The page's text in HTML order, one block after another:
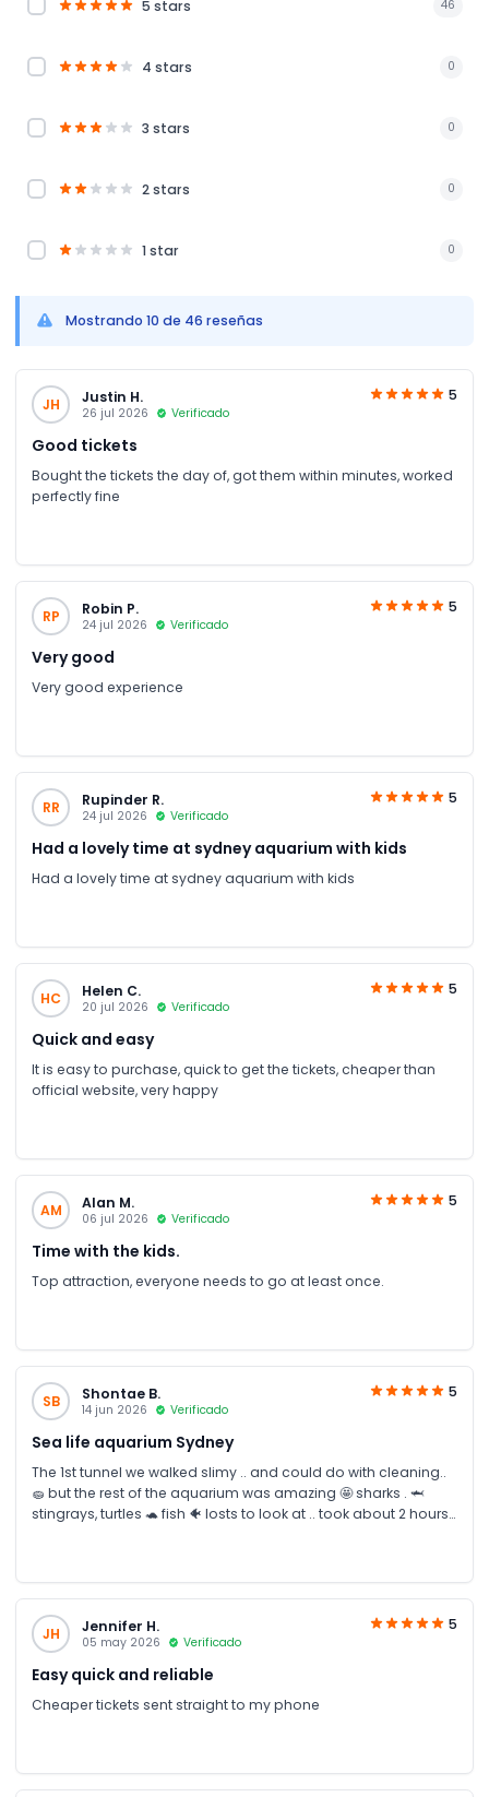
5 stars 46
4 stars 0
3 stars 0
2 stars 0
1 star 0
Mostrando 10 de 46 reseñas
JH Justin H.
26 jul 2026 Verificado
5
Good tickets
Bought the tickets the day of, got them within minutes, worked
perfectly fine
RP Robin P.
24 jul 2026 Verificado
5
Very good
Very good experience
RR Rupinder R.
24 jul 2026 Verificado
5
Had a lovely time at sydney aquarium with kids
Had a lovely time at sydney aquarium with kids
HC Helen C.
20 jul 2026 Verificado
5
Quick and easy
It is easy to purchase, quick to get the tickets, cheaper than
official website, very happy
AM Alan M.
06 jul 2026 Verificado
5
Time with the kids.
Top attraction, everyone needs to go at least once.
SB Shontae B.
14 jun 2026 Verificado
5
Sea life aquarium Sydney
The 1st tunnel we walked slimy .. and could do with cleaning..
🧽 but the rest of the aquarium was amazing 🤩 sharks . 🦈
stingrays, turtles 🐢 fish 🐠 losts to look at .. took about 2 hours
JH Jennifer H.
05 may 2026 Verificado
5
Easy quick and reliable
Cheaper tickets sent straight to my phone